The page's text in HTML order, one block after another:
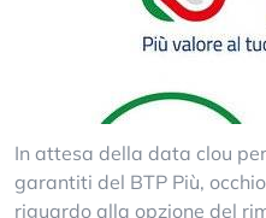
In attesa della data clou
garantiti del BTP Più,
riguardo alla opzione del